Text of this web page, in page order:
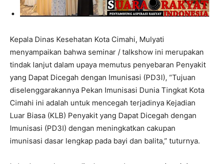
Kepala Dinas Kesehatan Kota Cimahi, Mulyati
menyampaikan bahwa seminar / talkshow ini merupakan
tindak lanjut dalam upaya memutus penyebaran Penyakit
yang Dapat Dicegah dengan Imunisasi (PD3I), “Tujuan
diselenggarakannya Pekan Imunisasi Dunia Tingkat Kota
Cimahi ini adalah untuk mencegah terjadinya Kejadian
Luar Biasa (KLB) Penyakit yang Dapat Dicegah dengan
Imunisasi (PD3I) dengan meningkatkan cakupan
imunisasi dasar lengkap pada bayi dan balita,” tuturnya.